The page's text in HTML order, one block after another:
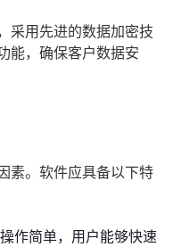
采用先进的数据加密技
能，确保客户数据安
素。软件应具备以下特
作简单，用户能够快速